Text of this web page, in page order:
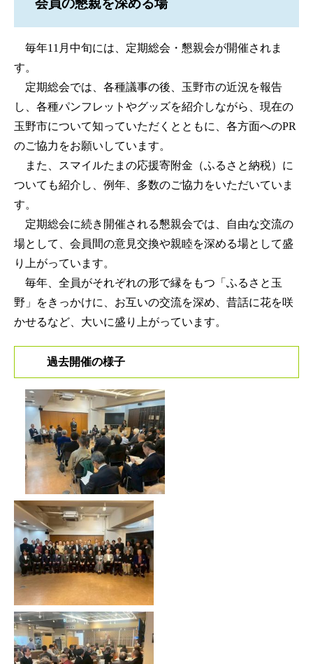
会員の懇親を深める場
毎年11月中旬には、定期総会・懇親会が開催されま
す。
定期総会では、各種議事の後、玉野市の近況を報告
し、各種パンフレットやグッズを紹介しながら、現在の
玉野市について知っていただくとともに、各方面へのPR
のご協力をお願いしています。
また、スマイルたまの応援寄附金（ふるさと納税）に
ついても紹介し、例年、多数のご協力をいただいていま
す。
定期総会に続き開催される懇親会では、自由な交流の
場として、会員間の意見交換や親睦を深める場として盛
り上がっています。
毎年、全員がそれぞれの形で縁をもつ「ふるさと玉
野」をきっかけに、お互いの交流を深め、昔話に花を咲
かせるなど、大いに盛り上がっています。
過去開催の様子